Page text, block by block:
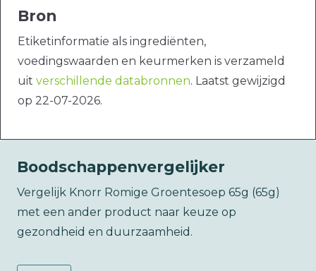
Bron
Etiketinformatie als ingrediënten,
voedingswaarden en keurmerken is verzameld
uit verschillende databronnen. Laatst gewijzigd
op 22-07-2026.
Boodschappenvergelijker
Vergelijk Knorr Romige Groentesoep 65g (65g)
met een ander product naar keuze op
gezondheid en duurzaamheid.